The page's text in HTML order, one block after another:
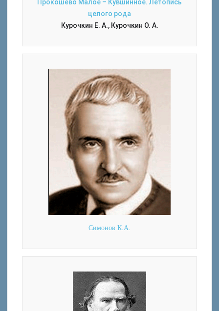
Прокошево Малое – Кувшинное. Летопись
целого рода
Курочкин Е. А., Курочкин О. А.
Симонов К.А.